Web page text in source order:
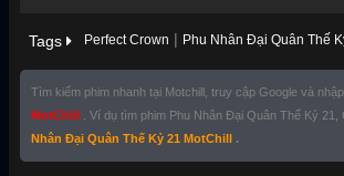
Tags Perfect Crown | Phu Nhân Đại Quân Thế
Tìm kiếm phim nhanh tại Motchill, truy cập Google và nhập
MotChill
. Ví dụ tìm phim Phu Nhân Đại Quân Thế Kỷ 21,
Nhân Đại Quân Thế Kỷ 21 MotChill .